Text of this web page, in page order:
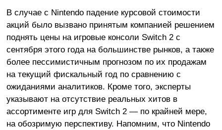
В случае с Nintendo падение курсовой стоимости
акций было вызвано принятым компанией решением
поднять цены на игровые консоли Switch 2 с
сентября этого года на большинстве рынков, а также
более пессимистичным прогнозом по их продажам
на текущий фискальный год по сравнению с
ожиданиями аналитиков. Кроме того, эксперты
указывают на отсутствие реальных хитов в
ассортименте игр для Switch 2 — по крайней мере,
на обозримую перспективу. Напомним, что Nintendo